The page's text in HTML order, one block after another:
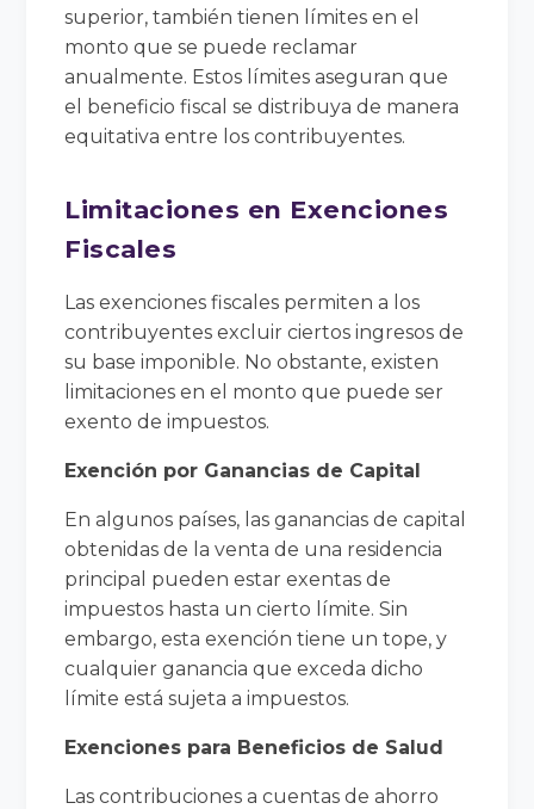
superior, también tienen límites en el
monto que se puede reclamar
anualmente. Estos límites aseguran que
el beneficio fiscal se distribuya de manera
equitativa entre los contribuyentes.
Limitaciones en Exenciones
Fiscales
Las exenciones fiscales permiten a los
contribuyentes excluir ciertos ingresos de
su base imponible. No obstante, existen
limitaciones en el monto que puede ser
exento de impuestos.
Exención por Ganancias de Capital
En algunos países, las ganancias de capital
obtenidas de la venta de una residencia
principal pueden estar exentas de
impuestos hasta un cierto límite. Sin
embargo, esta exención tiene un tope, y
cualquier ganancia que exceda dicho
límite está sujeta a impuestos.
Exenciones para Beneficios de Salud
Las contribuciones a cuentas de ahorro